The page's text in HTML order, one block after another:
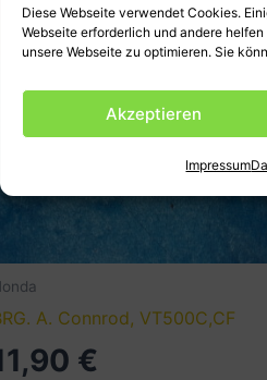
Diese Webseite verwendet Cookies.
Webseite erforderlich und andere
unsere Webseite zu optimieren. Sie
Akzeptieren
Impressum
A. Connrod, VT500C,CF
€